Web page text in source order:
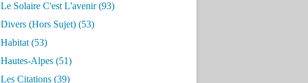
Le Solaire C'est L'avenir(93)
Divers (hors Sujet) (53)
Habitat (53)
Hautes-Alpes (51)
Les Citations (39)